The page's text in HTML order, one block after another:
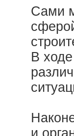
Сами
В
и